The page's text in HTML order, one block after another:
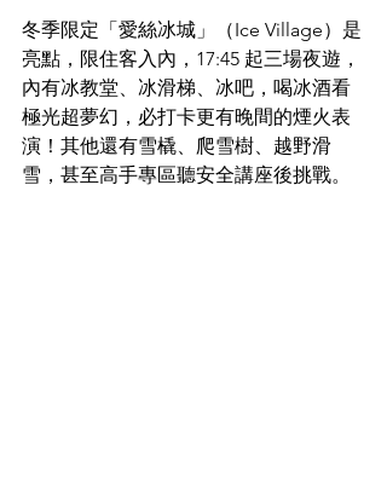
冬季限定「愛絲冰城」（Ice Village）是
亮點，限住客入內，17:45 起三場夜遊，
內有冰教堂、冰滑梯、冰吧，喝冰酒看
極光超夢幻，必打卡更有晚間的煙火表
演！其他還有雪橇、爬雪樹、越野滑
雪，甚至高手專區聽安全講座後挑戰。